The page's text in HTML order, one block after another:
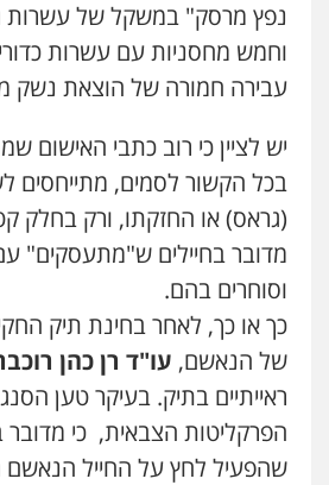
נפץ מרסק" במשקל של עשרות
וחמש מחסניות עם עשרות
עבירה חמורה של הוצאת נשק
יש לציין כי רוב כתבי האישום
בכל הקשור לסמים, מתייחסים
(גראס) או החזקתו, ורק בחלק
מדובר בחיילים ש"מתעסקים"
וסוחרים בהם.
כך או כך, לאחר בחינת תיק
של הנאשם, עו"ד רן כהן
ראייתיים בתיק. בעיקר טען
הפרקליטות הצבאית, כי מדובר
שהפעיל לחץ על החייל הנאשם